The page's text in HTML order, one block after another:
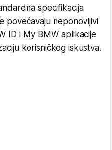
specifikacija
povećavaju neponovljivi
ID i My BMW aplikacije
korisničkog iskustva.